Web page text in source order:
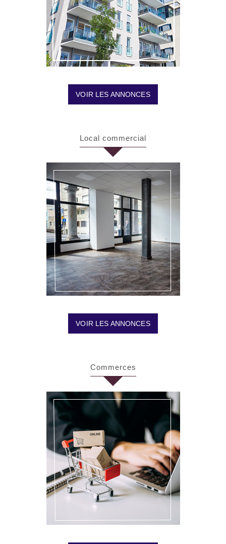
VOIR LES ANNONCES
Local commercial
VOIR LES ANNONCES
Commerces